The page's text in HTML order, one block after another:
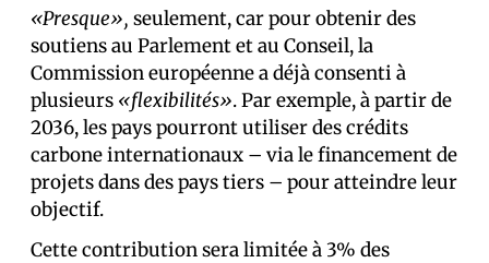
«Presque», seulement, car pour obtenir des
soutiens au Parlement et au Conseil, la
Commission européenne a déjà consenti à
plusieurs «flexibilités». Par exemple, à partir de
2036, les pays pourront utiliser des crédits
carbone internationaux – via le financement de
projets dans des pays tiers – pour atteindre leur
objectif.
Cette contribution sera limitée à 3% des